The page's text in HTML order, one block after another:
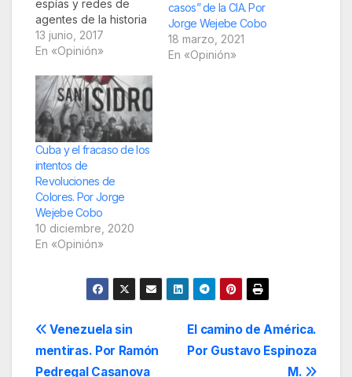
espías y redes de
agentes de la historia
moderna ocurrió a
finales de la II Guerra
servicios secretos
norteamericanos
recorrieron la Europa
devastada en busca
de colaboradores de
la Gestapo y órganos
de inteligencia nazis,
para ser reutilizados…
13 junio, 2017
En «Opinión»
casos” de la CIA. Por
Jorge Wejebe Cobo
18 marzo, 2021
En «Opinión»
Cuba y el fracaso de los
intentos de
Revoluciones de
Colores. Por Jorge
Wejebe Cobo
10 diciembre, 2020
En «Opinión»
Navegación
de
El camino de América.
Por Gustavo Espinoza
M.
Venezuela sin
mentiras. Por Ramón
Pedregal Casanova